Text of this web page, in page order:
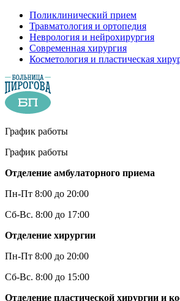
Поликлинический прием
Травматология и ортопедия
Неврология и нейрохирургия
Современная хирургия
Косметология и пластическая
График работы
График работы
Отделение амбулаторного приема
Пн-Пт 8:00 до 20:00
Сб-Вс. 8:00 до 17:00
Отделение хирургии
Пн-Пт 8:00 до 20:00
Сб-Вс. 8:00 до 15:00
Отделение пластической хирургии и